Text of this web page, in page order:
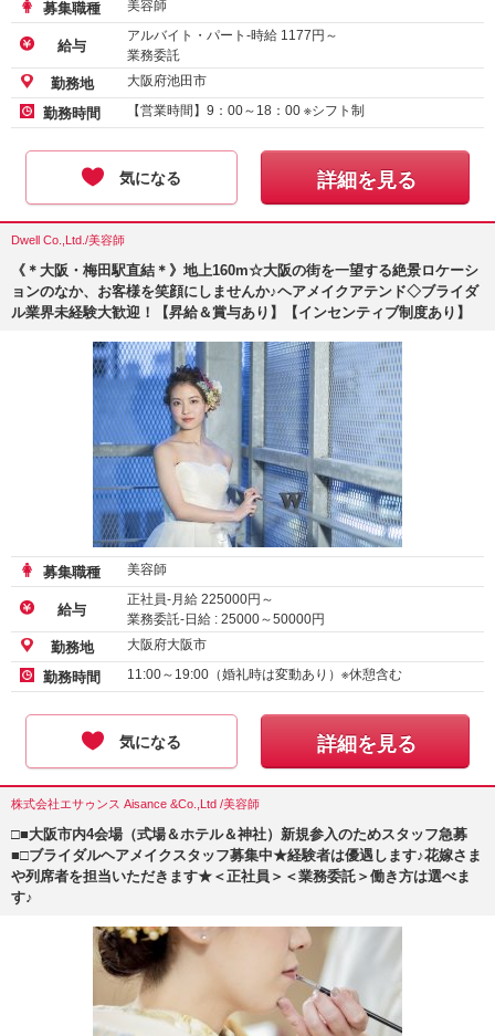
募集職種 美容師
給与
アルバイト・パート-時給 1177 円～
業務委託
勤務地 大阪府池田市
勤務時間 【営業時間】9：00～18：00 ※シフト制
気になる 詳細を見る
Dwell Co.,Ltd./美容師
《＊大阪・梅田駅直結＊》地上160m☆大阪の街を一望する絶景ロケーシ
ョンのなか、お客様を笑顔にしませんか♪ヘアメイクアテンド◇ブライダ
ル業界未経験大歓迎！【昇給＆賞与あり】【インセンティブ制度あり】
募集職種 美容師
給与
正社員-月給 225000円～
業務委託-日給 : 25000～50000円
勤務地 大阪府大阪市
勤務時間 11:00～19:00（婚礼時は変動あり）※休憩含む
気になる 詳細を見る
株式会社エサゥンス Aisance &Co.,Ltd /美容師
□■大阪市内4会場（式場＆ホテル＆神社）新規参入のためスタッフ急募
■□ブライダルヘアメイクスタッフ募集中★経験者は優遇します♪花嫁さま
や列席者を担当いただきます★＜正社員＞＜業務委託＞働き方は選べま
す♪